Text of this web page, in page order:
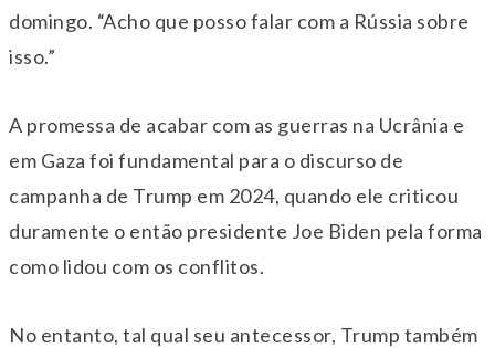
domingo. “Acho que posso falar com a Rússia sobre
isso.”
A promessa de acabar com as guerras na Ucrânia e
em Gaza foi fundamental para o discurso de
campanha de Trump em 2024, quando ele criticou
duramente o então presidente Joe Biden pela forma
como lidou com os conflitos.
No entanto, tal qual seu antecessor, Trump também